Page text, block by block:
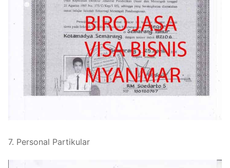
7. Personal Partikular